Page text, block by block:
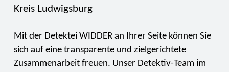
Kreis Ludwigsburg
Mit der Detektei WIDDER an Ihrer Seite können Sie
sich auf eine transparente und zielgerichtete
Zusammenarbeit freuen. Unser Detektiv-Team im